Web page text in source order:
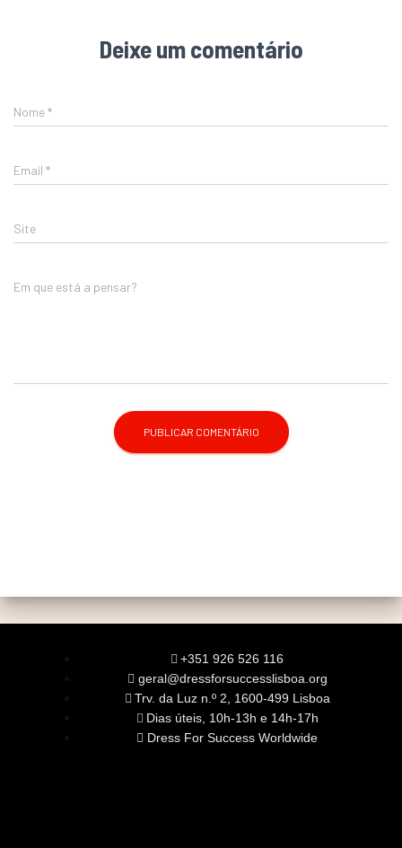
Deixe um comentário
Nome*
Email *
Site
Em que está a pensar?
+351 926 526 116
geral@dressforsuccesslisboa.org
Trv. da Luz n.º 2, 1600-499 Lisboa
Dias úteis, 10h-13h e 14h-17h
Dress For Success Worldwide